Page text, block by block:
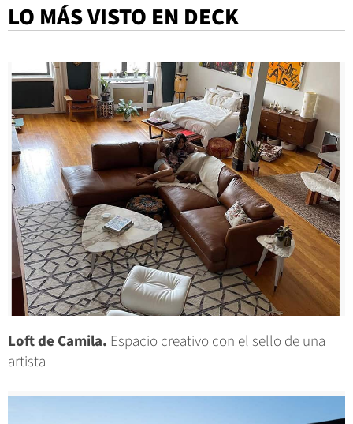
LO MÁS VISTO EN DECK
Loft de Camila. Espacio creativo con el sello de una
artista